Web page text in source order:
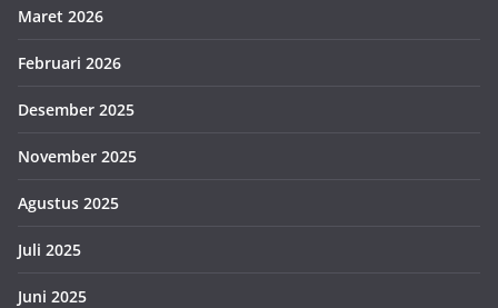
Maret 2026
Februari 2026
Desember 2025
November 2025
Agustus 2025
Juli 2025
Juni 2025